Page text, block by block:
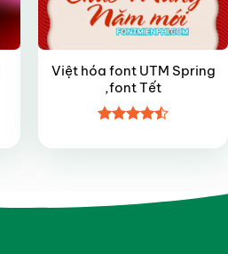
Việt hóa font UTM Spring
,font Tết
hạng4.45